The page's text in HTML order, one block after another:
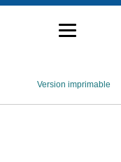
Version imprimable